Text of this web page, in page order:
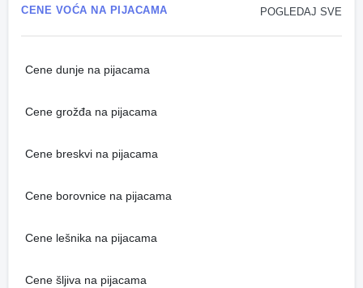
POGLEDAJ SVE
CENE VOĆA NA PIJACAMA
Cene dunje na pijacama
Cene grožđa na pijacama
Cene breskvi na pijacama
Cene borovnice na pijacama
Cene lešnika na pijacama
Cene šljiva na pijacama